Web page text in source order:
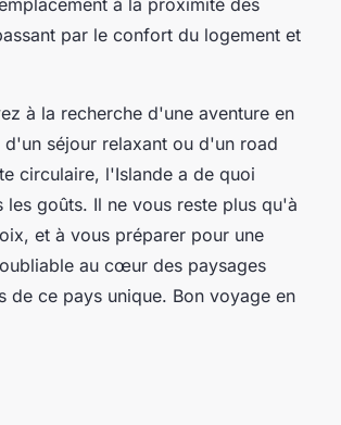
par le confort du logement et
à la recherche d'une aventure en
d'un séjour relaxant ou d'un road
circulaire, l'Islande a de quoi
les goûts. Il ne vous reste plus qu'à
et à vous préparer pour une
au cœur des paysages
de ce pays unique. Bon voyage en